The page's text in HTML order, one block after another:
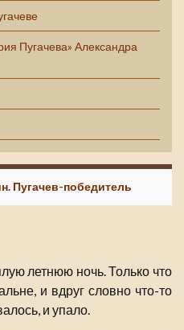
Пугачева» Александра
Пугачев-победитель
летнюю ночь. Только что
и вдруг словно что-то
и упало.